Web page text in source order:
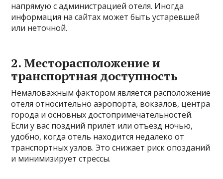
напрямую с администрацией отеля. Иногда
информация на сайтах может быть устаревшей
или неточной.
2. Месторасположение и
транспортная доступность
Немаловажным фактором является расположение
отеля относительно аэропорта, вокзалов, центра
города и основных достопримечательностей.
Если у вас поздний прилёт или отъезд ночью,
удобно, когда отель находится недалеко от
транспортных узлов. Это снижает риск опозданий
и минимизирует стрессы.